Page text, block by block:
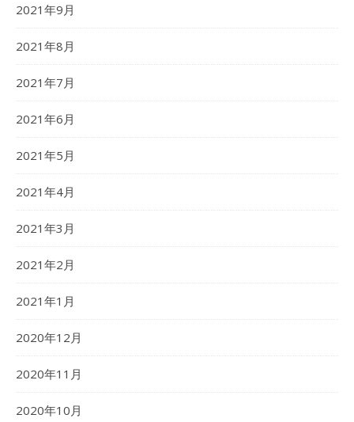
2021年9月
2021年8月
2021年7月
2021年6月
2021年5月
2021年4月
2021年3月
2021年2月
2021年1月
2020年12月
2020年11月
2020年10月